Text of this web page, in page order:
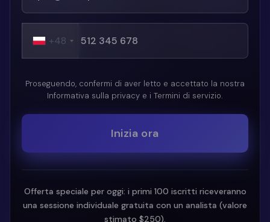
+48
Proseguendo, confermi di aver letto e accettato la nostra
Informativa sulla privacy e i Termini di servizio.
Inizia ora
Offerta speciale per oggi: i primi 100 iscritti riceveranno
una sessione individuale gratuita con un analista (valore
stimato $250).